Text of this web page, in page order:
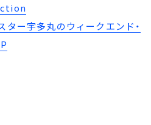
ター宇多丸のウィークエンド・